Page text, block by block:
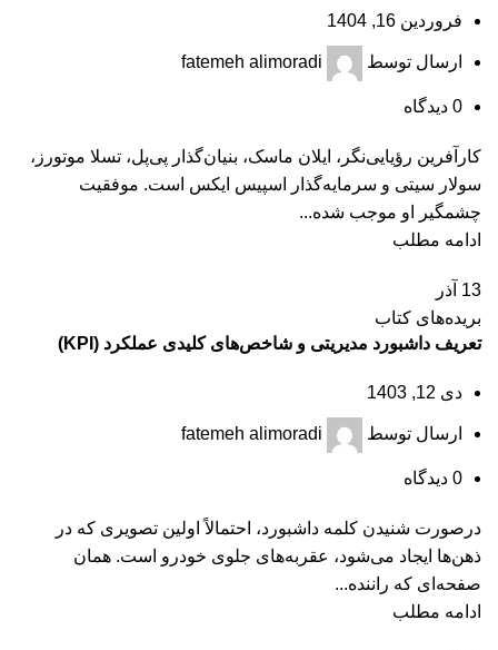
فروردین 16, 1404
ارسال توسط fatemeh alimoradi
0 دیدگاه
کارآفرین رؤیایی‌نگر، ایلان ماسک، بنیان‌گذار پی‌پل، تسلا موتورز،
سولار سیتی و سرمایه‌گذار اسپیس ایکس است. موفقیت
چشمگیر او موجب شده...
ادامه مطلب
13 آذر
بریده‌های کتاب
تعریف داشبورد مدیریتی و شاخص‌های کلیدی عملکرد (KPI)
دی 12, 1403
ارسال توسط fatemeh alimoradi
0 دیدگاه
درصورت شنیدن کلمه داشبورد، احتمالاً اولین تصویری که در
ذهن‌ها ایجاد می‌شود، عقربه‌های جلوی خودرو است. همان
صفحه‌ای که راننده...
ادامه مطلب